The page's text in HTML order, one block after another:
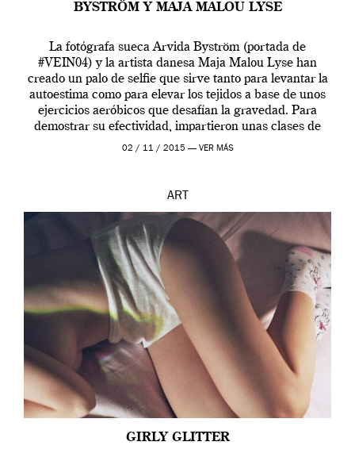
BYSTRÖM Y MAJA MALOU LYSE
La fotógrafa sueca Arvida Byström (portada de
#VEIN04) y la artista danesa Maja Malou Lyse han
creado un palo de selfie que sirve tanto para levantar la
autoestima como para elevar los tejidos a base de unos
ejercicios aeróbicos que desafían la gravedad. Para
demostrar su efectividad, impartieron unas clases de
prueba en el Tate […]
02 / 11 / 2015 — VER MÁS
ART
GIRLY GLITTER